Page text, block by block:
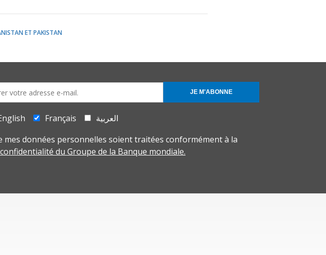
ET PAKISTAN
Français
العربية
mes données personnelles soient traitées conformément à la
du Groupe de la Banque mondiale.
JE M'ABONNE